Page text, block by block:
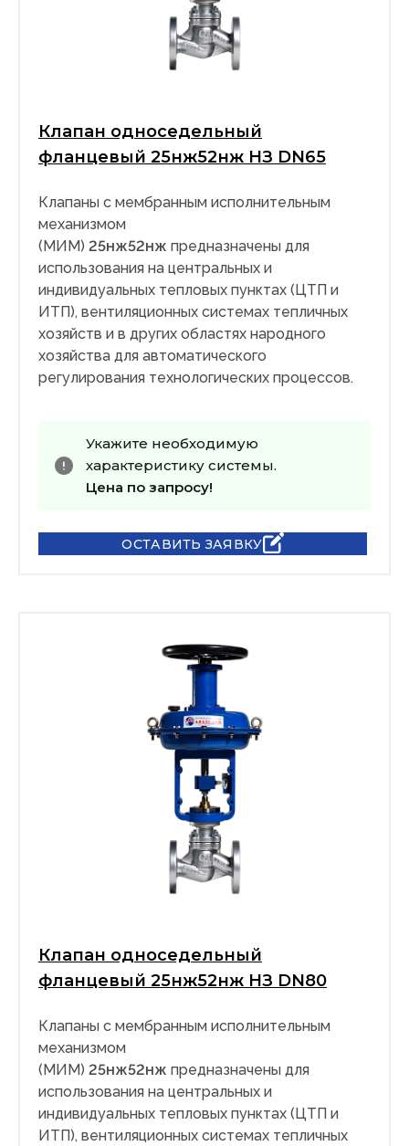
Клапан односедельный
фланцевый 25нж52нж НЗ DN65
Клапаны с мембранным исполнительным
механизмом
(МИМ) 25нж52нж предназначены для
использования на центральных и
индивидуальных тепловых пунктах (ЦТП и
ИТП), вентиляционных системах тепличных
хозяйств и в других областях народного
хозяйства для автоматического
регулирования технологических процессов.
Укажите необходимую
характеристику системы.
Цена по запросу!
ОСТАВИТЬ ЗАЯВКУ
Клапан односедельный
фланцевый 25нж52нж НЗ DN80
Клапаны с мембранным исполнительным
механизмом
(МИМ) 25нж52нж предназначены для
использования на центральных и
индивидуальных тепловых пунктах (ЦТП и
ИТП), вентиляционных системах тепличных